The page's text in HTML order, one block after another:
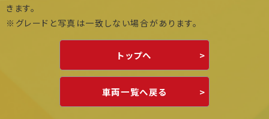
きます。
※グレードと写真は一致しない場合があります。
トップへ
車両一覧へ戻る